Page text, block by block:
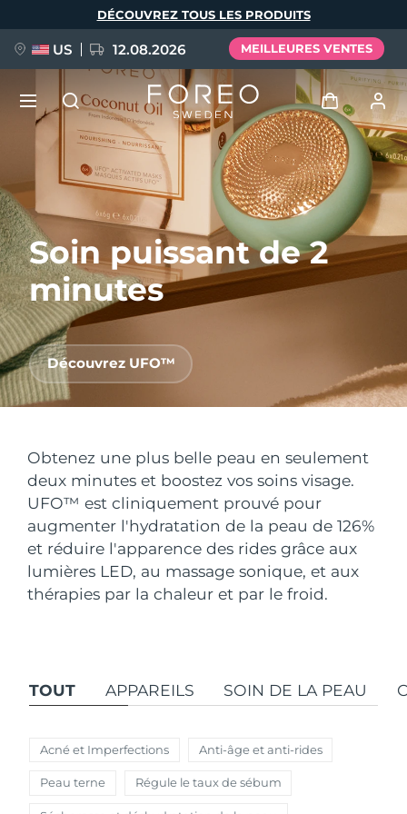
Soin puissant de 2
minutes
Découvrez UFO™
Obtenez une plus belle peau en seulement
deux minutes et boostez vos soins visage.
UFO™ est cliniquement prouvé pour
augmenter l'hydratation de la peau de 126%
et réduire l'apparence des rides grâce aux
lumières LED, au massage sonique, et aux
thérapies par la chaleur et par le froid.
TOUT APPAREILS SOIN DE LA PEAU
Acné et Imperfections Anti-âge et anti-rides
Peau terne Régule le taux de sébum
DÉCOUVREZ TOUS LES PRODUITS
US 12.08.2026 MEILLEURES VENTES
Se connecter
Profil de l'utilisateur
Mes appareils
Mes abonnements
NOUVEAU
FAQ™ Pure Beauty-Tech Elixir
BREAKING NEWS
issa™ Teeth Whitening Set
FAQ™ Dual LED Panel
POPULAIRE
Thérapie par lumière rouge
Langue
English Deutsch
Español
Français
Italiano
Português
Polski
Svenska
Türkçe
简体中文
Pays de livraison
États-Unis Livraison estimée12.08.2026
Royaume-Uni Livraison estimée11.08.2026
Espagne Livraison estimée11.08.2026
Australie Livraison estimée14.08.2026